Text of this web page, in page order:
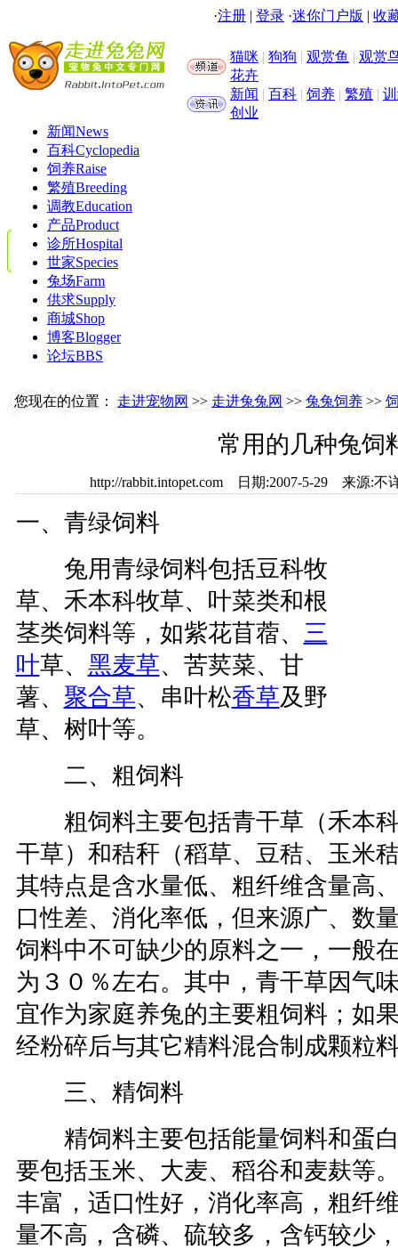
·注册 | 登录 ·迷你门户版 | 收
猫咪 | 狗狗 | 观赏鱼 | 观赏
花卉
新闻 | 百科 | 饲养 | 繁殖 |
创业
新闻News
百科Cyclopedia
饲养Raise
繁殖Breeding
调教Education
产品Product
诊所Hospital
世家Species
兔场Farm
供求Supply
商城Shop
博客Blogger
论坛BBS
您现在的位置： 走进宠物网 >> 走进兔兔网 >> 兔兔饲养 >>
常用的几种兔饲
http://rabbit.intopet.com 日期:2007-5-29 来源:
一、青绿饲料
兔用青绿饲料包括豆科牧
草、禾本科牧草、叶菜类和根
茎类饲料等，如紫花苜蓿、 三
叶草、 黑麦草、苦荬菜、甘
薯、 聚合草、串叶松香草及野
草、树叶等。
二、粗饲料
粗饲料主要包括青干草（禾本科
干草）和秸秆（稻草、豆秸、玉米
其特点是含水量低、粗纤维含量高
口性差、消化率低，但来源广、数
饲料中不可缺少的原料之一，一般
为３０％左右。其中，青干草因气
宜作为家庭养兔的主要粗饲料；如
经粉碎后与其它精料混合制成颗粒
三、精饲料
精饲料主要包括能量饲料和蛋白
要包括玉米、大麦、稻谷和麦麸等
丰富，适口性好，消化率高，粗纤
量不高，含磷、硫较多，含钙较少